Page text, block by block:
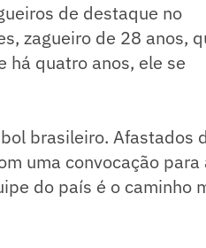
de destaque no
zagueiro de 28 anos,
há quatro anos, ele se
brasileiro. Afastados
uma convocação para
do país é o caminho